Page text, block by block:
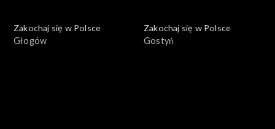
Zakochaj się w Polsce
Głogów
Zakochaj się w Polsce
Gostyń